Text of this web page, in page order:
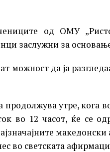
од ОМУ
заслужни за
можност да ја
продолжува утре, кога
во 12 часот, ќе се
во светската